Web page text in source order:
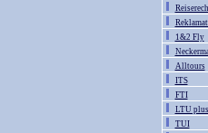
1&2 Fly
Alltours
ITS
FTI
LTU plus
TUI